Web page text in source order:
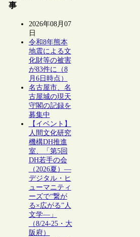
事
2026年08月07
日
令和8年熊本
地震による文
化財等の被害
が83件に（8
月6日時点）
名古屋市、名
古屋城の現天
守閣の記録を
募集中
【イベント】
人間文化研究
機構DH推進
室、「第5回
DH若手の会
（2026夏）―
デジタル・ヒ
ューマニティ
ーズで“繋が
る×広がる”人
文学―」
（8/24-25・大
阪府）